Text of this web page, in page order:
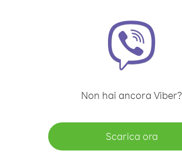
Non hai ancora Viber?
Scarica ora